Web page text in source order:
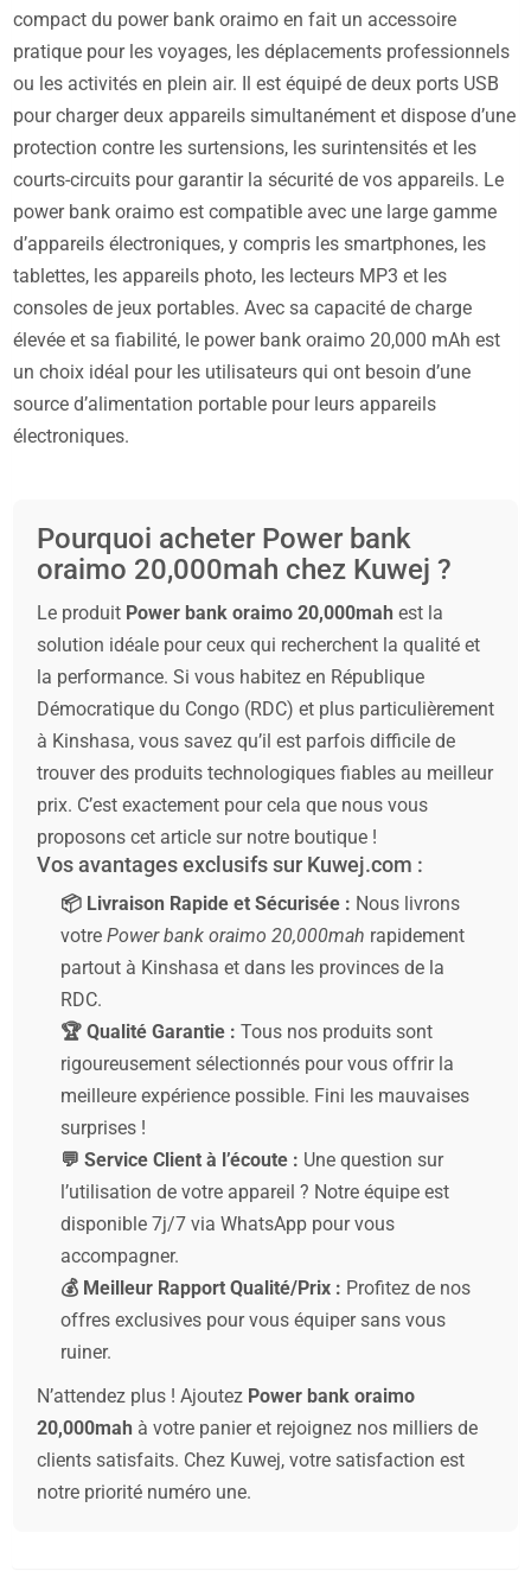
compact du power bank oraimo en fait un accessoire
pratique pour les voyages, les déplacements professionnels
ou les activités en plein air. Il est équipé de deux ports USB
pour charger deux appareils simultanément et dispose d’une
protection contre les surtensions, les surintensités et les
courts-circuits pour garantir la sécurité de vos appareils. Le
power bank oraimo est compatible avec une large gamme
d’appareils électroniques, y compris les smartphones, les
tablettes, les appareils photo, les lecteurs MP3 et les
consoles de jeux portables. Avec sa capacité de charge
élevée et sa fiabilité, le power bank oraimo 20,000 mAh est
un choix idéal pour les utilisateurs qui ont besoin d’une
source d’alimentation portable pour leurs appareils
électroniques.
Pourquoi acheter Power bank
oraimo 20,000mah chez Kuwej ?
Le produit Power bank oraimo 20,000mah est la
solution idéale pour ceux qui recherchent la qualité et
la performance. Si vous habitez en République
Démocratique du Congo (RDC) et plus particulièrement
à Kinshasa, vous savez qu’il est parfois difficile de
trouver des produits technologiques fiables au meilleur
prix. C’est exactement pour cela que nous vous
proposons cet article sur notre boutique !
Vos avantages exclusifs sur Kuwej.com :
📦 Livraison Rapide et Sécurisée : Nous livrons
votre Power bank oraimo 20,000mah rapidement
partout à Kinshasa et dans les provinces de la
RDC.
🏆 Qualité Garantie : Tous nos produits sont
rigoureusement sélectionnés pour vous offrir la
meilleure expérience possible. Fini les mauvaises
surprises !
💬 Service Client à l’écoute : Une question sur
l’utilisation de votre appareil ? Notre équipe est
disponible 7j/7 via WhatsApp pour vous
accompagner.
💰 Meilleur Rapport Qualité/Prix : Profitez de nos
offres exclusives pour vous équiper sans vous
ruiner.
N’attendez plus ! Ajoutez Power bank oraimo
20,000mah à votre panier et rejoignez nos milliers de
clients satisfaits. Chez Kuwej, votre satisfaction est
notre priorité numéro une.